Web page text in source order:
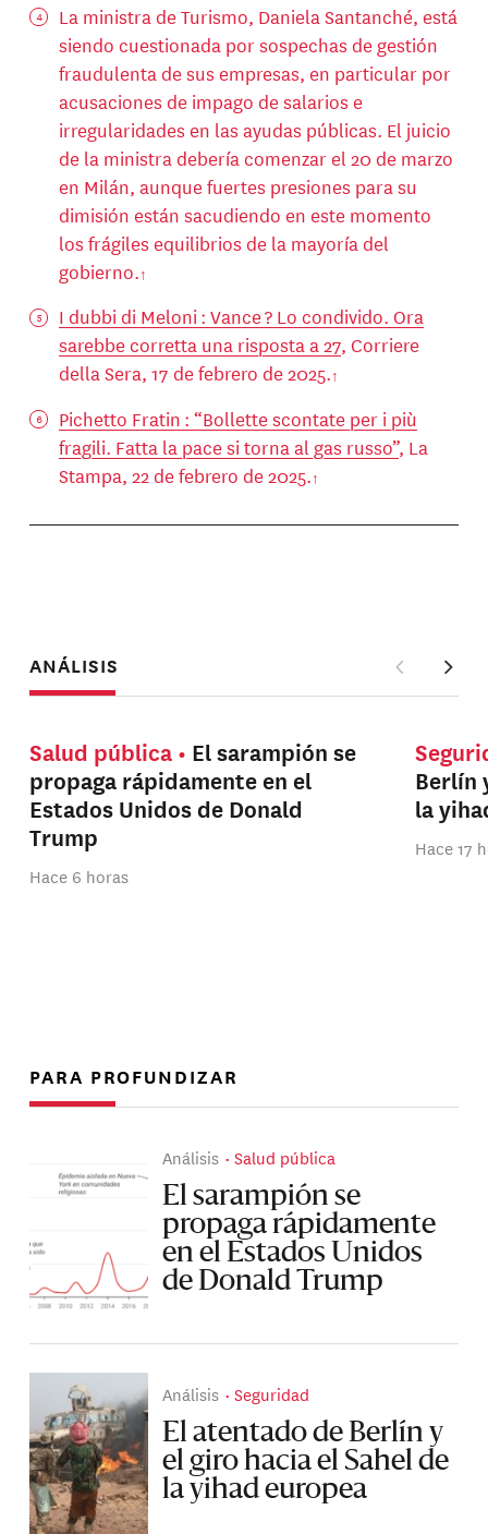
La ministra de Turismo, Daniela Santanché, está
siendo cuestionada por sospechas de gestión
fraudulenta de sus empresas, en particular por
acusaciones de impago de salarios e
irregularidades en las ayudas públicas. El juicio
de la ministra debería comenzar el 20 de marzo
en Milán, aunque fuertes presiones para su
dimisión están sacudiendo en este momento
los frágiles equilibrios de la mayoría del
gobierno.
I dubbi di Meloni : Vance ? Lo condivido. Ora
sarebbe corretta una risposta a 27, Corriere
della Sera, 17 de febrero de 2025.
Pichetto Fratin : “Bollette scontate per i più
fragili. Fatta la pace si torna al gas russo”, La
Stampa, 22 de febrero de 2025.
ANÁLISIS
Salud pública
El sarampión se
propaga rápidamente en el
Estados Unidos de Donald
Trump
Hace 6 horas
Berlín
la
Hace 17
PARA PROFUNDIZAR
Análisis Salud pública
El sarampión se
propaga rápidamente
en el Estados Unidos
de Donald Trump
Análisis Seguridad
El atentado de Berlín y
el giro hacia el Sahel de
la yihad europea